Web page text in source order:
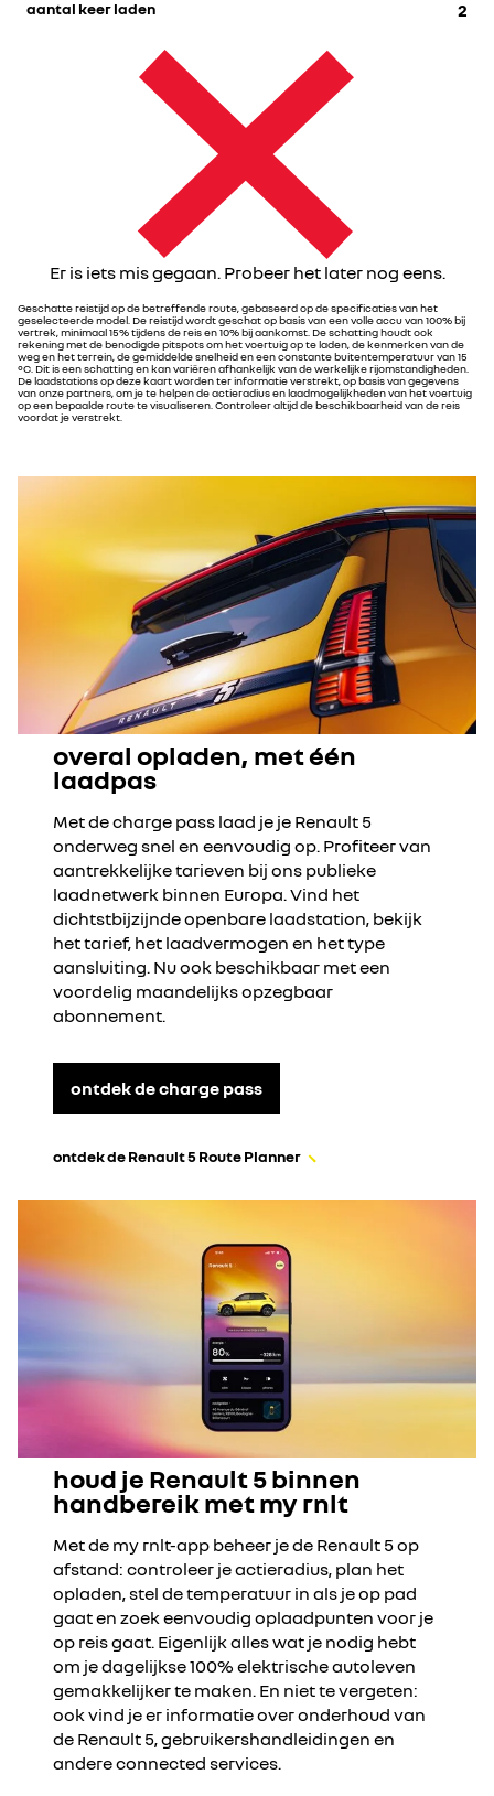
aantal keer laden 2
Er is iets mis gegaan. Probeer het later nog eens.
Geschatte reistijd op de betreffende route, gebaseerd op de specificaties van het
geselecteerde model. De reistijd wordt geschat op basis van een volle accu van 100% bij
vertrek, minimaal 15% tijdens de reis en 10% bij aankomst. De schatting houdt ook
rekening met de benodigde pitspots om het voertuig op te laden, de kenmerken van de
weg en het terrein, de gemiddelde snelheid en een constante buitentemperatuur van 15
°C. Dit is een schatting en kan variëren afhankelijk van de werkelijke rijomstandigheden.
De laadstations op deze kaart worden ter informatie verstrekt, op basis van gegevens
van onze partners, om je te helpen de actieradius en laadmogelijkheden van het voertuig
op een bepaalde route te visualiseren. Controleer altijd de beschikbaarheid van de reis
voordat je verstrekt.
overal opladen, met één
laadpas
Met de charge pass laad je je Renault 5
onderweg snel en eenvoudig op. ​Profiteer van
aantrekkelijke tarieven bij ons publieke
laadnetwerk binnen Europa. Vind het
dichtstbijzijnde openbare laadstation, bekijk
het tarief, het laadvermogen en het type
aansluiting. Nu ook beschikbaar met een
voordelig maandelijks opzegbaar
abonnement.
ontdek de charge pass
ontdek de Renault 5 Route Planner
houd je Renault 5 binnen
handbereik met my rnlt
Met de my rnlt-app beheer je de Renault 5 op
afstand: controleer je actieradius, plan het
opladen, stel de temperatuur in als je op pad
gaat en zoek eenvoudig oplaadpunten voor je
op reis gaat. Eigenlijk alles wat je nodig hebt
om je dagelijkse 100% elektrische autoleven
gemakkelijker te maken. En niet te vergeten:
ook vind je er informatie over onderhoud van
de Renault 5, gebruikershandleidingen en
andere connected services.